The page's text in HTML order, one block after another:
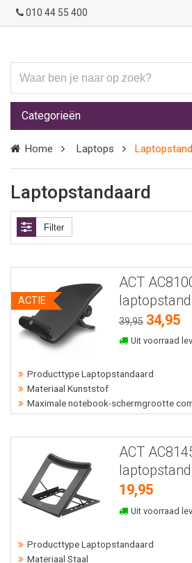
010 44 55 400
ben
je
naar
op
zoek?
Categorieën
Home Laptops
Laptopstandaard
Filter
ACT
39,95 34,95
Uit voorraad
ACTIE
Producttype Laptopstandaard
Materiaal Kunststof
Maximale notebook-schermgrootte
ACT
19,95
Uit voorraad
Producttype Laptopstandaard
Materiaal Staal